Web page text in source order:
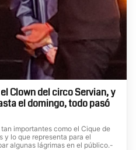
Clown del circo Servian, y
el domingo, todo pasó
importantes como el Cique de
y lo que representa para el
algunas lágrimas en el público.-